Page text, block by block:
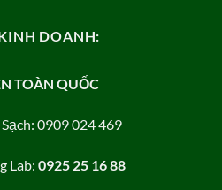
DOANH:
TOÀN QUỐC
0909 024 469
Lab: 0925 25 16 88